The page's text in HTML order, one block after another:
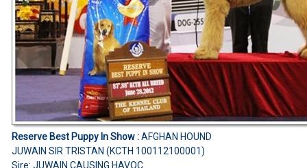
Reserve Best Puppy In Show :AFGHAN HOUND
JUWAIN SIR TRISTAN (KCTH 100112100001)
Sire: JUWAIN CAUSING HAVOC